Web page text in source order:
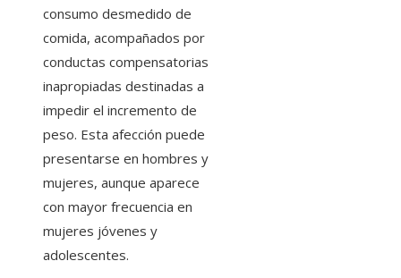
consumo desmedido de
comida, acompañados por
conductas compensatorias
inapropiadas destinadas a
impedir el incremento de
peso. Esta afección puede
presentarse en hombres y
mujeres, aunque aparece
con mayor frecuencia en
mujeres jóvenes y
adolescentes.